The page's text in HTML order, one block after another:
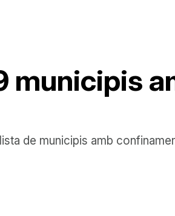
municipis
de municipis amb